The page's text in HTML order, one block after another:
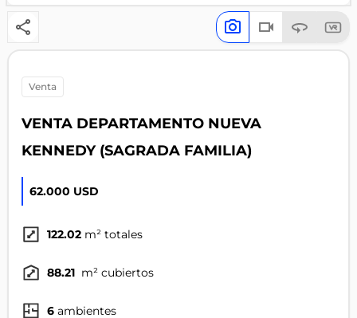
venta
VENTA DEPARTAMENTO NUEVA
KENNEDY (SAGRADA FAMILIA)
62.000 USD
122.02 m² totales
88.21 m² cubiertos
6 ambientes